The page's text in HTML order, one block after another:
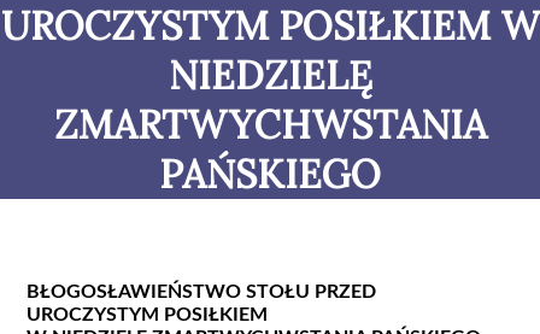
UROCZYSTYM POSIŁKIEM W
NIEDZIELĘ
ZMARTWYCHWSTANIA
PAŃSKIEGO
BŁOGOSŁAWIEŃSTWO STOŁU PRZED
UROCZYSTYM POSIŁKIEM